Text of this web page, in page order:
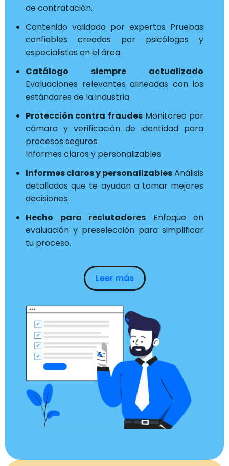
de contratación.
Contenido validado por expertos Pruebas
confiables creadas por psicólogos y
especialistas en el área.
Catálogo siempre actualizado
Evaluaciones relevantes alineadas con los
estándares de la industria.
Protección contra fraudesMonitoreo por
cámara y verificación de identidad para
procesos seguros.
Informes claros y personalizables
Informes claros y personalizablesAnálisis
detallados que te ayudan a tomar mejores
decisiones.
Hecho para reclutadores Enfoque en
evaluación y preselección para simplificar
tu proceso.
Leer más